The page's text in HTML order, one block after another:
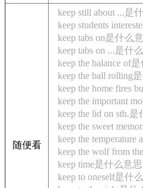
随便看
keep still about ...是
keep students
keep tabs on是什么
keep tabs on ...是什
keep the balance of
keep the ball rolling
keep the home fires
keep the important
keep the lid on sth.
keep the sweet
keep the temperature
keep the wolf from
keep time是什么意思
keep to oneself是什